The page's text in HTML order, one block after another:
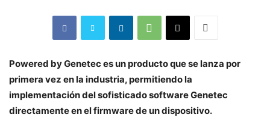
Powered by Genetec es un producto que se lanza por
primera vez en la industria, permitiendo la
implementación del sofisticado software Genetec
directamente en el firmware de un dispositivo.